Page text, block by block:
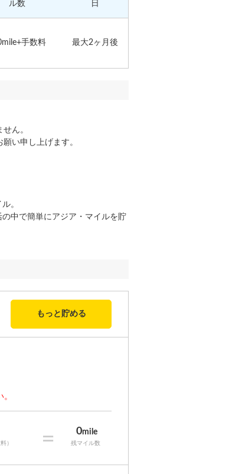
ル数
日
手数料 最大2ヶ月後
ん。
い申し上げます。
。
中で簡単にアジア・マイルを貯
もっと貯める
） = 0mile
残マイル数